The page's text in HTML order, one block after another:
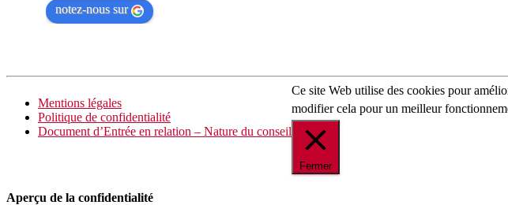
notez-nous sur
Mentions légales
Politique de confidentialité
Document d’Entrée en relation – Nature du conseil
Ce site Web utilise des cookies pour
modifier cela pour un meilleur
Fermer
Aperçu de la confidentialité